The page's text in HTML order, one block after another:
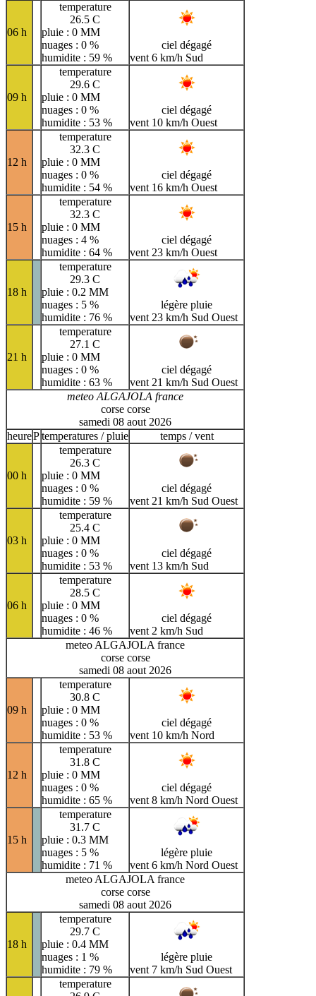
06 h
temperature
26.5 C
pluie : 0 MM
nuages : 0 %
humidite : 59 %
ciel dégagé
vent 6 km/h Sud
09 h
temperature
29.6 C
pluie : 0 MM
nuages : 0 %
humidite : 53 %
ciel dégagé
vent 10 km/h Ouest
12 h
temperature
32.3 C
pluie : 0 MM
nuages : 0 %
humidite : 54 %
ciel dégagé
vent 16 km/h Ouest
15 h
temperature
32.3 C
pluie : 0 MM
nuages : 4 %
humidite : 64 %
ciel dégagé
vent 23 km/h Ouest
18 h
temperature
29.3 C
pluie : 0.2 MM
nuages : 5 %
humidite : 76 %
légère pluie
vent 23 km/h Sud Ouest
21 h
temperature
27.1 C
pluie : 0 MM
nuages : 0 %
humidite : 63 %
ciel dégagé
vent 21 km/h Sud Ouest
meteo ALGAJOLA france
corse corse
samedi 08 aout 2026
heurePtemperatures / pluie temps / vent
00 h
temperature
26.3 C
pluie : 0 MM
nuages : 0 %
humidite : 59 %
ciel dégagé
vent 21 km/h Sud Ouest
03 h
temperature
25.4 C
pluie : 0 MM
nuages : 0 %
humidite : 53 %
ciel dégagé
vent 13 km/h Sud
06 h
temperature
28.5 C
pluie : 0 MM
nuages : 0 %
humidite : 46 %
ciel dégagé
vent 2 km/h Sud
meteo ALGAJOLA france
corse corse
samedi 08 aout 2026
09 h
temperature
30.8 C
pluie : 0 MM
nuages : 0 %
humidite : 53 %
ciel dégagé
vent 10 km/h Nord
12 h
temperature
31.8 C
pluie : 0 MM
nuages : 0 %
humidite : 65 %
ciel dégagé
vent 8 km/h Nord Ouest
15 h
temperature
31.7 C
pluie : 0.3 MM
nuages : 5 %
humidite : 71 %
légère pluie
vent 6 km/h Nord Ouest
meteo ALGAJOLA france
corse corse
samedi 08 aout 2026
18 h
temperature
29.7 C
pluie : 0.4 MM
nuages : 1 %
humidite : 79 %
légère pluie
vent 7 km/h Sud Ouest
temperature